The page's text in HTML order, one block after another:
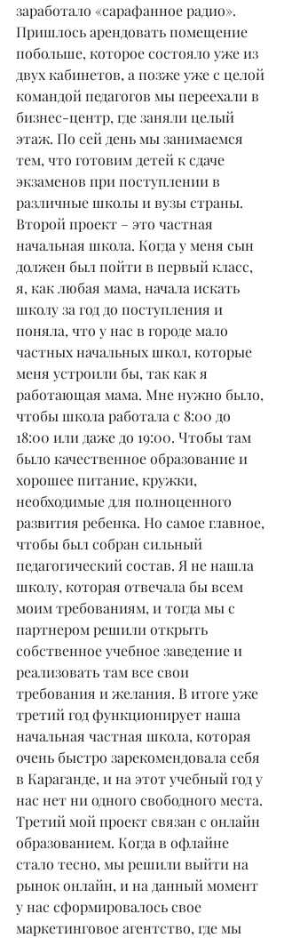
заработало «сарафанное радио».
Пришлось арендовать помещение
побольше, которое состояло уже из
двух кабинетов, а позже уже с целой
командой педагогов мы переехали в
бизнес-центр, где заняли целый
этаж. По сей день мы занимаемся
тем, что готовим детей к сдаче
экзаменов при поступлении в
различные школы и вузы страны.
Второй проект – это частная
начальная школа. Когда у меня сын
должен был пойти в первый класс,
я, как любая мама, начала искать
школу за год до поступления и
поняла, что у нас в городе мало
частных начальных школ, которые
меня устроили бы, так как я
работающая мама. Мне нужно было,
чтобы школа работала с 8:00 до
18:00 или даже до 19:00. Чтобы там
было качественное образование и
хорошее питание, кружки,
необходимые для полноценного
развития ребенка. Но самое главное,
чтобы был собран сильный
педагогический состав. Я не нашла
школу, которая отвечала бы всем
моим требованиям, и тогда мы с
партнером решили открыть
собственное учебное заведение и
реализовать там все свои
требования и желания. В итоге уже
третий год функционирует наша
начальная частная школа, которая
очень быстро зарекомендовала себя
в Караганде, и на этот учебный год у
нас нет ни одного свободного места.
Третий мой проект связан с онлайн
образованием. Когда в офлайне
стало тесно, мы решили выйти на
рынок онлайн, и на данный момент
у нас сформировалось свое
маркетинговое агентство, где мы